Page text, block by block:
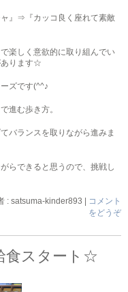
ャ』⇒『カッコ良く座れて素敵
楽しく意欲的に取り組んでい
あります☆
ズです(^^♪
進む歩き方。
バランスを取りながら進みま
らできると思うので、挑戦し
: satsuma-kinder893 | コメント
をどうぞ
食スタート☆